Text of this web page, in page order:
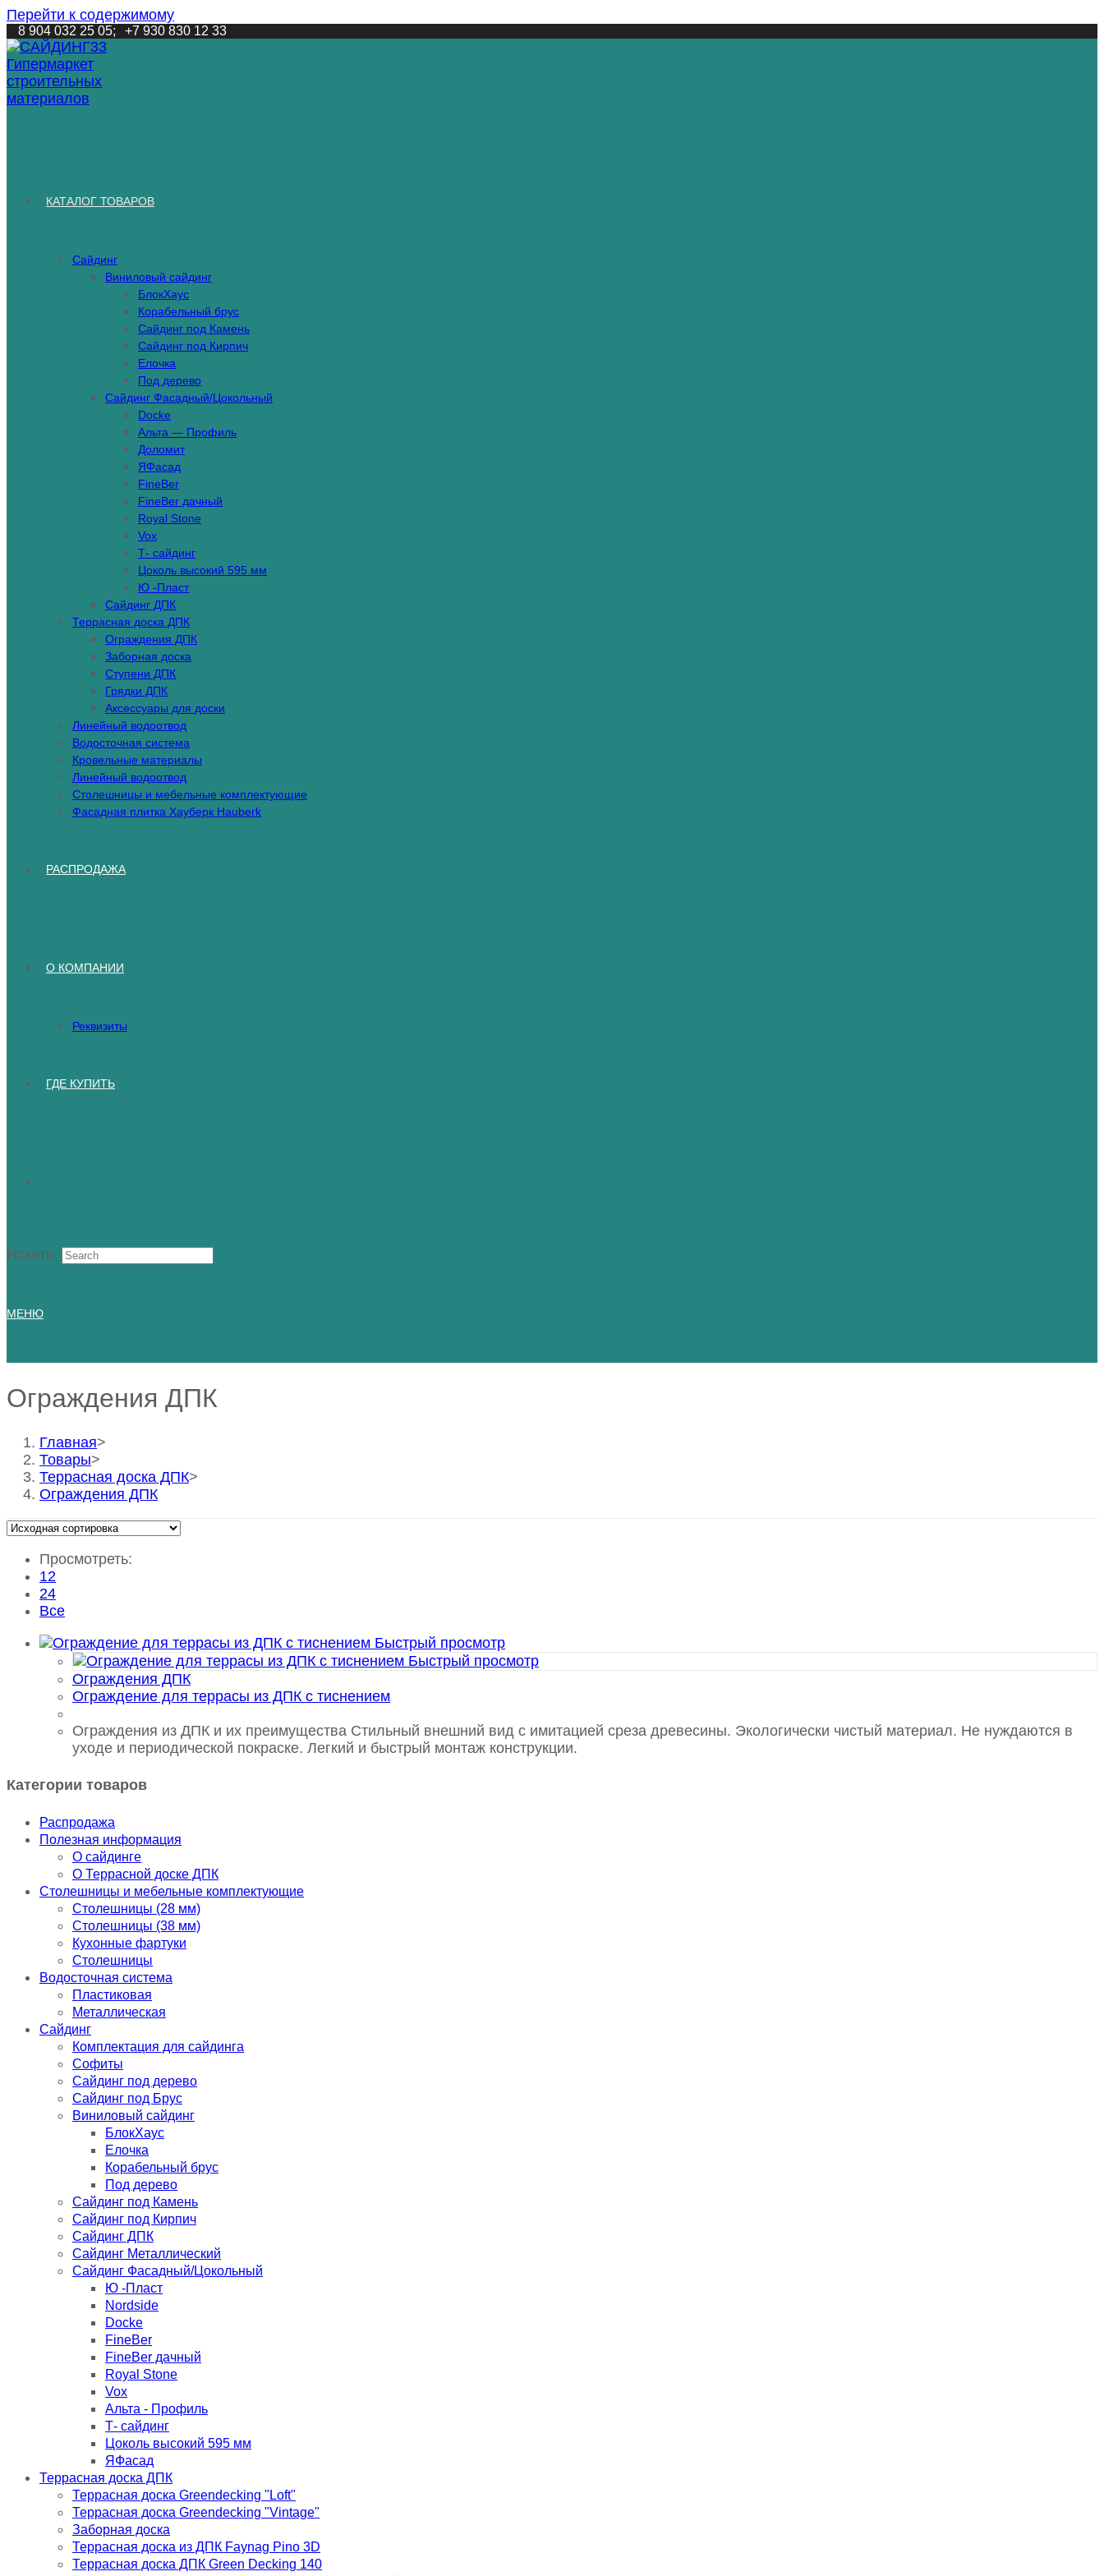
Перейти к содержимому
8 904 032 25 05; +7 930 830 12 33
КАТАЛОГ ТОВАРОВ
Сайдинг
Виниловый сайдинг
БлокХаус
Корабельный брус
Сайдинг под Камень
Сайдинг под Кирпич
Елочка
Под дерево
Сайдинг Фасадный/Цокольный
Docke
Альта — Профиль
Доломит
ЯФасад
FineBer
FineBer дачный
Royal Stone
Vox
Т- сайдинг
Цоколь высокий 595 мм
Ю -Пласт
Сайдинг ДПК
Террасная доска ДПК
Ограждения ДПК
Заборная доска
Ступени ДПК
Грядки ДПК
Аксессуары для доски
Линейный водоотвод
Водосточная система
Кровельные материалы
Линейный водоотвод
Столешницы и мебельные комплектующие
Фасадная плитка Хауберк Hauberk
РАСПРОДАЖА
О КОМПАНИИ
Реквизиты
ГДЕ КУПИТЬ
Искать:
МЕНЮ
Ограждения ДПК
Главная>
Товары>
Террасная доска ДПК>
Ограждения ДПК
Просмотреть:
12
24
Все
Быстрый просмотр
Быстрый просмотр
Ограждения ДПК
Ограждение для террасы из ДПК с тиснением
Ограждения из ДПК и их преимущества Стильный внешний вид с имитацией среза древесины. Экологически чистый материал. Не нуждаются в
уходе и периодической покраске. Легкий и быстрый монтаж конструкции.
Категории товаров
Распродажа
Полезная информация
О сайдинге
О Террасной доске ДПК
Столешницы и мебельные комплектующие
Столешницы (28 мм)
Столешницы (38 мм)
Кухонные фартуки
Столешницы
Водосточная система
Пластиковая
Металлическая
Сайдинг
Комплектация для сайдинга
Софиты
Сайдинг под дерево
Сайдинг под Брус
Виниловый сайдинг
БлокХаус
Елочка
Корабельный брус
Под дерево
Сайдинг под Камень
Сайдинг под Кирпич
Сайдинг ДПК
Сайдинг Металлический
Сайдинг Фасадный/Цокольный
Ю -Пласт
Nordside
Docke
FineBer
FineBer дачный
Royal Stone
Vox
Альта - Профиль
Т- сайдинг
Цоколь высокий 595 мм
ЯФасад
Террасная доска ДПК
Террасная доска Greendecking "Loft"
Террасная доска Greendecking "Vintage"
Заборная доска
Террасная доска из ДПК Faynag Pino 3D
Террасная доска ДПК Green Decking 140